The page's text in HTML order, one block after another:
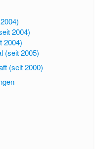
2004)
2004)
(seit 2005)
(seit 2000)